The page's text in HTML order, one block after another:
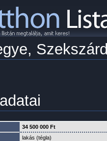
34 500 000 Ft
lakás (tégla)